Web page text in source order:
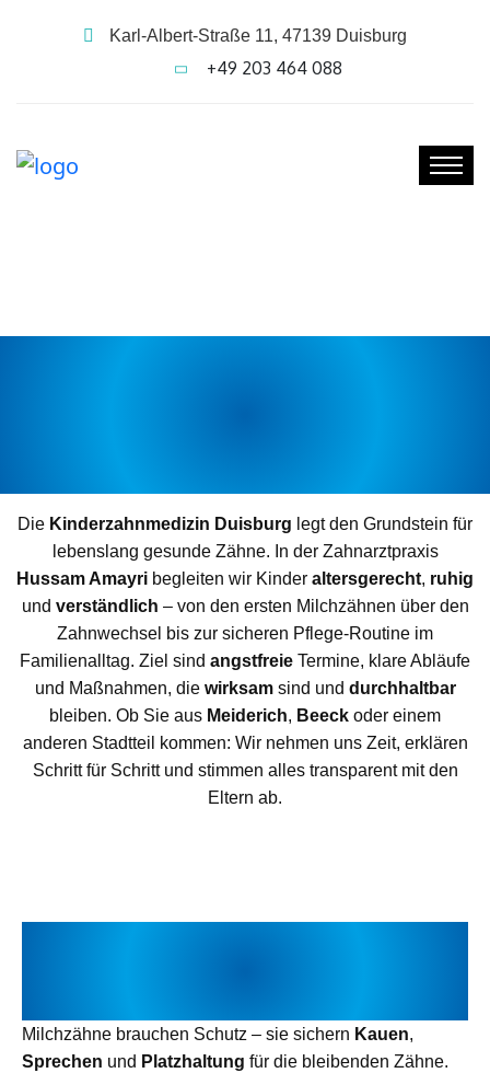
Karl-Albert-Straße 11, 47139 Duisburg
+49 203 464 088
Die Kinderzahnmedizin Duisburg legt den Grundstein für
lebenslang gesunde Zähne. In der Zahnarztpraxis
Hussam Amayri begleiten wir Kinder altersgerecht, ruhig
und verständlich – von den ersten Milchzähnen über den
Zahnwechsel bis zur sicheren Pflege-Routine im
Familienalltag. Ziel sind angstfreie Termine, klare Abläufe
und Maßnahmen, die wirksamsind und durchhaltbar
bleiben. Ob Sie aus Meiderich, Beeck oder einem
anderen Stadtteil kommen: Wir nehmen uns Zeit, erklären
Schritt für Schritt und stimmen alles transparent mit den
Eltern ab.
Milchzähne brauchen Schutz – sie sichern Kauen,
Sprechen und Platzhaltung für die bleibenden Zähne.